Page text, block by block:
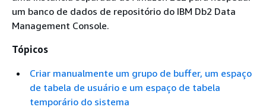
um banco de dados de repositório do IBM Db2 Data
Management Console.
Tópicos
Criar manualmente um grupo de buffer, um espaço
de tabela de usuário e um espaço de tabela
temporário do sistema